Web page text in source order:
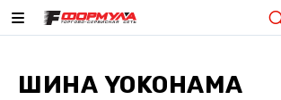
ШИНА YOKOHAMA